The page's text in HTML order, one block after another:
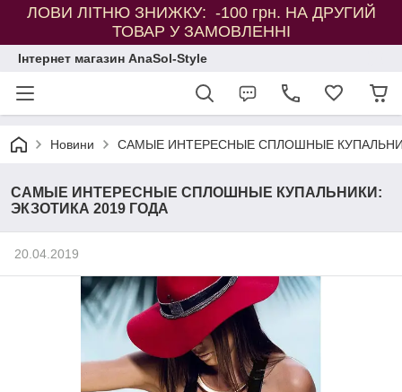
ЛОВИ ЛІТНЮ ЗНИЖКУ: -100 грн. НА ДРУГИЙ
ТОВАР У ЗАМОВЛЕННІ
Інтернет магазин AnaSol-Style
Новини САМЫЕ ИНТЕРЕСНЫЕ СПЛОШНЫЕ
САМЫЕ ИНТЕРЕСНЫЕ СПЛОШНЫЕ КУПАЛЬНИКИ:
ЭКЗОТИКА 2019 ГОДА
20.04.2019